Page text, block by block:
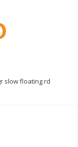
slow floating rd